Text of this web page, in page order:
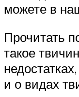
можете в
Прочитать
такое
и о видах